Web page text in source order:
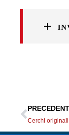
Cerchi